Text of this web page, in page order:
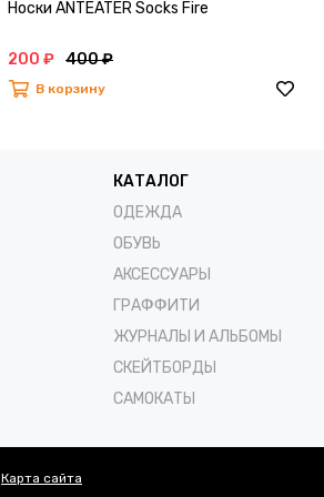
Носки ANTEATER Socks Fire
200 ₽ 400 ₽
В корзину
КАТАЛОГ
ОДЕЖДА
ОБУВЬ
АКСЕССУАРЫ
ГРАФФИТИ
ЖУРНАЛЫ И АЛЬБОМЫ
СКЕЙТБОРДЫ
САМОКАТЫ
Карта сайта